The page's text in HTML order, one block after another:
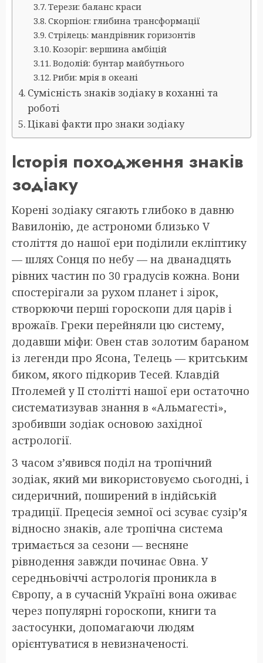
Терези: баланс краси
Скорпіон: глибина трансформації
Стрілець: мандрівник горизонтів
Козоріг: вершина амбіцій
Водолій: бунтар майбутнього
Риби: мрія в океані
Сумісність знаків зодіаку в коханні та
роботі
Цікаві факти про знаки зодіаку
Історія походження знаків
зодіаку
Корені зодіаку сягають глибоко в давню
Вавилонію, де астрономи близько V
століття до нашої ери поділили екліптику
— шлях Сонця по небу — на дванадцять
рівних частин по 30 градусів кожна. Вони
спостерігали за рухом планет і зірок,
створюючи перші гороскопи для царів і
врожаїв. Греки перейняли цю систему,
додавши міфи: Овен став золотим бараном
із легенди про Ясона, Телець — критським
биком, якого підкорив Тесей. Клавдій
Птолемей у II столітті нашої ери остаточно
систематизував знання в «Альмагесті»,
зробивши зодіак основою західної
астрології.
З часом з’явився поділ на тропічний
зодіак, який ми використовуємо сьогодні, і
сидеричний, поширений в індійській
традиції. Прецесія земної осі зсуває сузір’я
відносно знаків, але тропічна система
тримається за сезони — весняне
рівнодення завжди починає Овна. У
середньовіччі астрологія проникла в
Європу, а в сучасній Україні вона оживає
через популярні гороскопи, книги та
застосунки, допомагаючи людям
орієнтуватися в невизначеності.